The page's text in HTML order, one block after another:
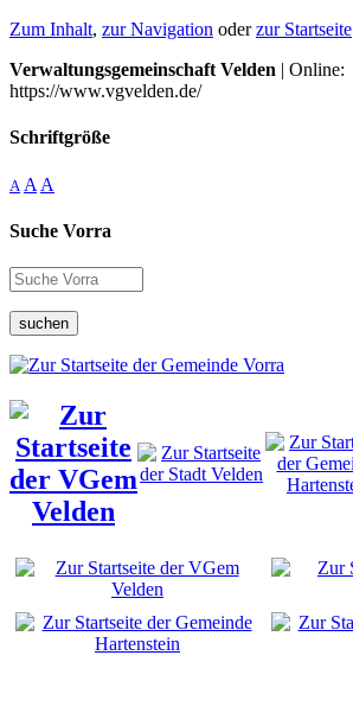
Zum Inhalt, zur Navigation oderzur Startseite
Verwaltungsgemeinschaft Velden | Online:
https://www.vgvelden.de/
Schriftgröße
A A A
Suche Vorra
suchen